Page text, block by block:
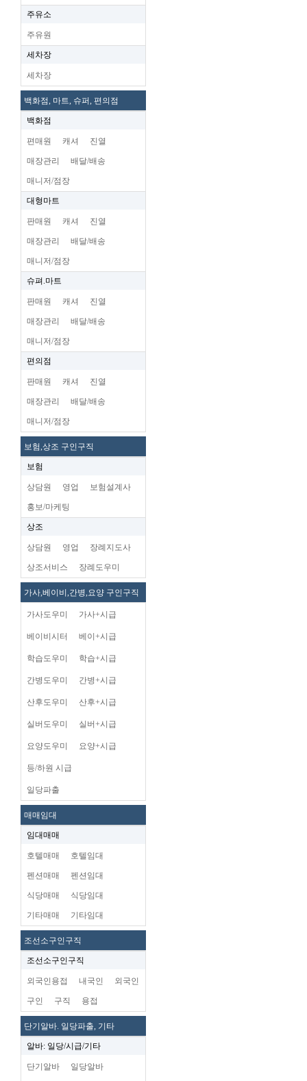
주유소
주유원
세차장
세차장
백화점, 마트, 슈퍼, 편의점
백화점
편매원 캐셔 진열
매장관리 배달/배송
매니저/점장
대형마트
판매원 캐셔 진열
매장관리 배달/배송
매니저/점장
슈펴.마트
판매원 캐셔 진열
매장관리 배달/배송
매니저/점장
편의점
판매원 캐셔 진열
매장관리 배달/배송
매니저/점장
보험,상조 구인구직
보험
상담원 영업 보험설계사
홍보/마케팅
상조
상담원 영업 장례지도사
상조서비스 장례도우미
가사,베이비,간병,요양 구인구직
가사도우미 가사+시급
베이비시터 베이+시급
학습도우미 학습+시급
간병도우미 간병+시급
산후도우미 산후+시급
실버도우미 실버+시급
요양도우미 요양+시급
등/하원 시급
일당파출
매매임대
임대매매
호텔매매 호텔임대
펜션매매 펜션임대
식당매매 식당임대
기타매매 기타임대
조선소구인구직
조선소구인구직
외국인용접 내국인 외국인
구인 구직 용접
단기알바. 일당파출, 기타
알바: 일당/시급/기타
단기알바 일당알바